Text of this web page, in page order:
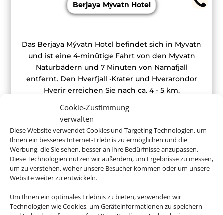
Cookie-Zustimmung
verwalten
Diese Website verwendet Cookies und Targeting Technologien, um
Ihnen ein besseres Internet-Erlebnis zu ermöglichen und die
Werbung, die Sie sehen, besser an Ihre Bedürfnisse anzupassen.
Diese Technologien nutzen wir außerdem, um Ergebnisse zu messen,
um zu verstehen, woher unsere Besucher kommen oder um unsere
Website weiter zu entwickeln.
Um Ihnen ein optimales Erlebnis zu bieten, verwenden wir
Technologien wie Cookies, um Geräteinformationen zu speichern
Berjaya Mývatn Hotel
Das Berjaya Mývatn Hotel befindet sich in Myvatn
und ist eine 4-minütige Fahrt von den Myvatn
Naturbädern und 7 Minuten von Namafjall
entfernt. Den Hverfjall -Krater und Hverarondor
Hverir erreichen Sie nach ca. 4 - 5 km.
ab 875 €
Buchen Sie jetzt ganz entspannt Ihren